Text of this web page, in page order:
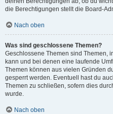
die Berechtigungen stellt die Board-
Nach oben
Was sind geschlossene Themen?
Geschlossene Themen sind Themen,
kann und bei denen eine laufende
Themen können aus vielen Gründen
gesperrt werden. Eventuell hast du
Themen zu schließen, sofern dies
wurde.
Nach oben